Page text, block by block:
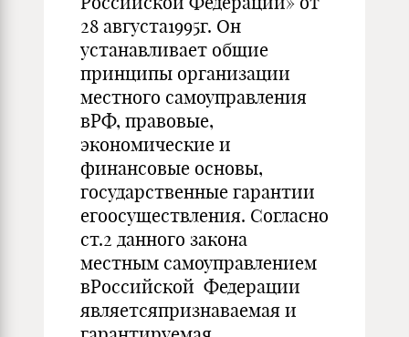
28 августа1995г. Он
устанавливает общие
принципы организации
местного самоуправления
вРФ, правовые,
экономические и
финансовые основы,
государственные гарантии
егоосуществления. Согласно
ст.2 данного закона
местным самоуправлением
вРоссийской Федерации
являетсяпризнаваемая и